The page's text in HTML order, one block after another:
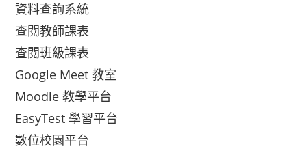
資料查詢系統
查閱教師課表
查閱班級課表
Google Meet 教室
Moodle 教學平台
EasyTest 學習平台
數位校園平台